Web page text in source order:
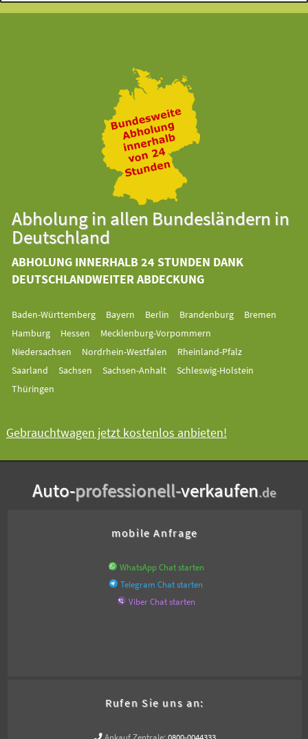
Abholung in allen Bundesländern in
Deutschland
ABHOLUNG INNERHALB 24 STUNDEN DANK
DEUTSCHLANDWEITER ABDECKUNG
Baden-Württemberg Bayern Berlin Brandenburg
Bremen
Hamburg
Hessen
Mecklenburg-Vorpommern
Niedersachsen
Nordrhein-Westfalen
Rheinland-Pfalz
Saarland
Sachsen Sachsen-Anhalt
Schleswig-Holstein
Thüringen
Gebrauchtwagen jetzt kostenlos anbieten!
Auto-professionell-verkaufen.de
mobile Anfrage
WhatsApp Chat starten
Telegram Chat starten
Viber Chat starten
Rufen Sie uns an: